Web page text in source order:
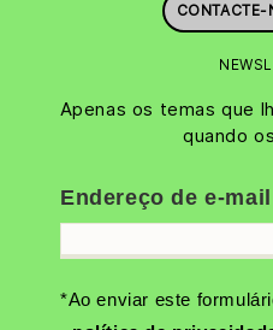
Apenas os temas que
quando
Endereço de e-mail
*Ao enviar este